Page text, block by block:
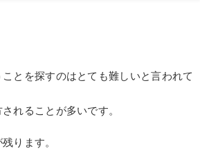
とを探すのはとても難しいと言われて
れることが多いです。
ります。